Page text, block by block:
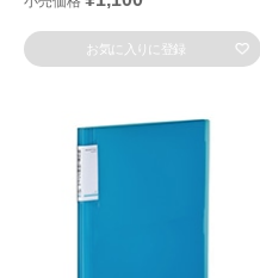
お気に入りに登録